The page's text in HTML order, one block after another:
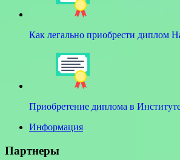
Как легально приобрести диплом
Приобретение диплома в
Информация
Партнеры